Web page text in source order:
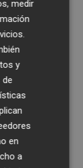
de
a
las
despejó
que
que se
doble
cerca de
medir
y
de
en
a